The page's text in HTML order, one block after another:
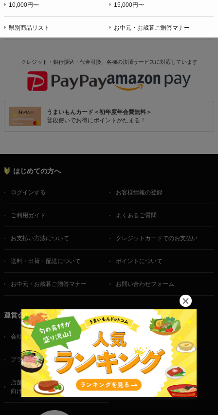
10,000円〜 15,000円〜
県別商品リスト お中元・お歳暮ご贈答マナー
クレジット・銀行振込・代金引換、各種の決済サービスに対応しています
うまいもんカード＜初年度年会費無料＞
普段使いでお得にポイントがたまる！
はじめての方へ
ログインする お客様情報の登録
ご利用ガイド よくあるご質問
お支払い方法について クレジットカードでのお支払い
送料・出荷・配送について ポイントについて
お中元・お歳暮ご贈答マナー お問い合わせフォーム
運営会社
会社概要 ご利用規約
プライバシーポリシー 特定商取引法に基づく表記
店舗・法人・生産者様
向けのお問い合わせ